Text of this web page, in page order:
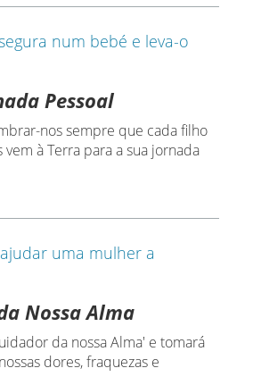
Pessoal
nos sempre que cada filho
à Terra para a sua jornada
Nossa Alma
da nossa Alma' e tomará
dores, fraquezas e